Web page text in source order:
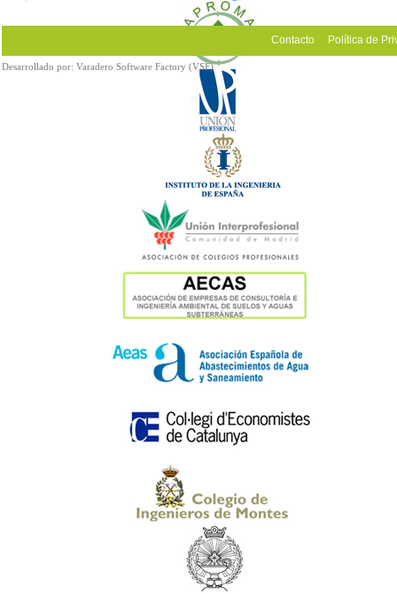
Contacto Política de
Desarrollado por: Varadero Software Factory (VSF)